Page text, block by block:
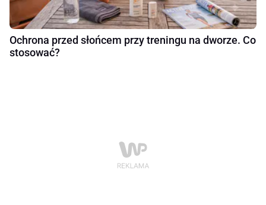
Ochrona przed słońcem przy treningu na dworze. Co
stosować?